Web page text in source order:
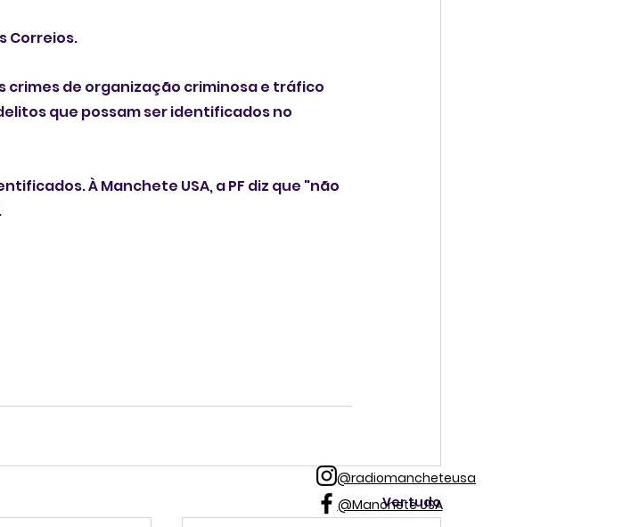
Correios.
crimes de organização criminosa e tráfico
que possam ser identificados no
À Manchete USA, a PF diz que "não
Ver tudo
@radiomancheteusa
@Manchete USA